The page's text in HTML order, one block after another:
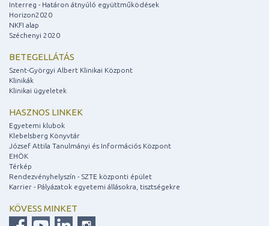
Interreg - Határon átnyúló együttműködések
Horizon2020
NKFI alap
Széchenyi 2020
BETEGELLÁTÁS
Szent-Györgyi Albert Klinikai Központ
Klinikák
Klinikai ügyeletek
HASZNOS LINKEK
Egyetemi klubok
Klebelsberg Könyvtár
József Attila Tanulmányi és Információs Központ
EHÖK
Térkép
Rendezvényhelyszín - SZTE központi épület
Karrier - Pályázatok egyetemi állásokra, tisztségekre
KÖVESS MINKET